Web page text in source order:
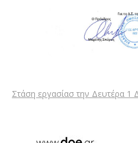
Στάση εργασίασ την Δευτέρα 1